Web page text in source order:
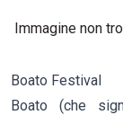
Immagine non
Boato Festival
Boato (che